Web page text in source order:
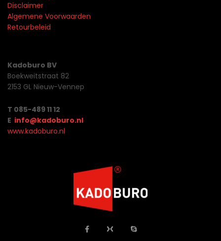
Disclaimer
Algemene Voorwaarden
Retourbeleid
Kadoburo BV
Boekweitstraat 82
2153 GL Nieuw-Vennep
T 085-489 11 12
E info@kadoburo.nl
www.kadoburo.nl